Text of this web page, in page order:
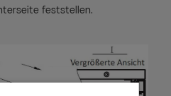
feststellen.